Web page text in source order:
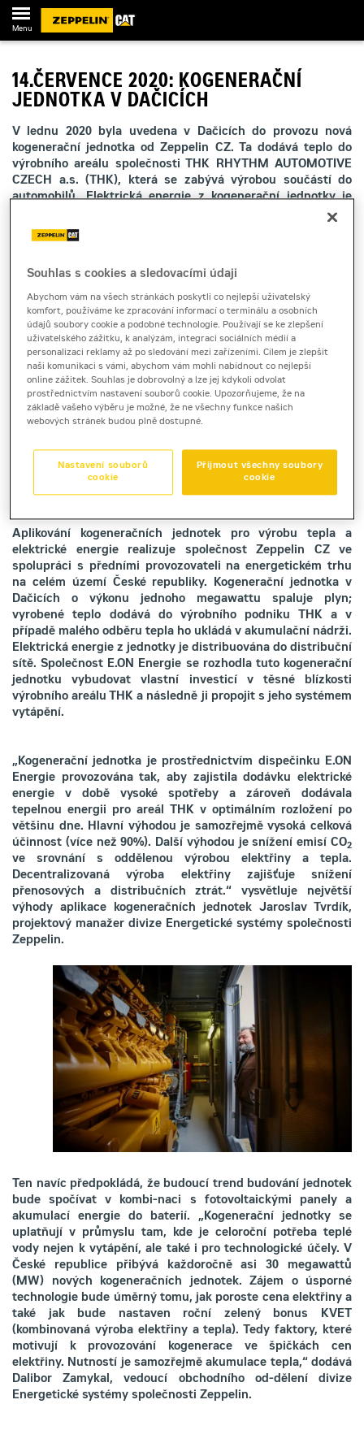
Menu
14.ČERVENCE 2020: KOGENERAČNÍ
JEDNOTKA V DAČICÍCH
V lednu 2020 byla uvedena v Dačicích do provozu nová
kogenerační jednotka od Zeppelin CZ. Ta dodává teplo do
výrobního areálu společnosti THK RHYTHM AUTOMOTIVE
CZECH a.s. (THK), která se zabývá výrobou součástí do
automobilů. Elektrická energie z kogenerační jednotky je
dodávána do distribuční sítě pro veřejnost. Celá realizace
vznikla spoluprací mezi zmíněnou výrobní společností,
Aplikování kogeneračních jednotek pro výrobu tepla a
elektrické energie realizuje společnost Zeppelin CZ ve
spolupráci s předními provozovateli na energetickém trhu
na celém území České republiky. Kogenerační jednotka v
Dačicích o výkonu jednoho megawattu spaluje plyn;
vyrobené teplo dodává do výrobního podniku THK a v
případě malého odběru tepla ho ukládá v akumulační nádrži.
Elektrická energie z jednotky je distribuována do distribuční
sítě. Společnost E.ON Energie se rozhodla tuto kogenerační
jednotku vybudovat vlastní investicí v těsné blízkosti
výrobního areálu THK a následně ji propojit s jeho systémem
vytápění.
„Kogenerační jednotka je prostřednictvím dispečinku E.ON
Energie provozována tak, aby zajistila dodávku elektrické
energie v době vysoké spotřeby a zároveň dodávala
tepelnou energii pro areál THK v optimálním rozložení po
většinu dne. Hlavní výhodou je samozřejmě vysoká celková
účinnost (více než 90%). Další výhodou je snížení emisí CO2
ve srovnání s oddělenou výrobou elektřiny a tepla.
Decentralizovaná výroba elektřiny zajišťuje snížení
přenosových a distribučních ztrát.“ vysvětluje největší
výhody aplikace kogeneračních jednotek Jaroslav Tvrdík,
projektový manažer divize Energetické systémy společnosti
Zeppelin.
Ten navíc předpokládá, že budoucí trend budování jednotek
bude spočívat v kombi-naci s fotovoltaickými panely a
akumulací energie do baterií. „Kogenerační jednotky se
uplatňují v průmyslu tam, kde je celoroční potřeba teplé
vody nejen k vytápění, ale také i pro technologické účely. V
České republice přibývá každoročně asi 30 megawattů
(MW) nových kogeneračních jednotek. Zájem o úsporné
technologie bude úměrný tomu, jak poroste cena elektřiny a
také jak bude nastaven roční zelený bonus KVET
(kombinovaná výroba elektřiny a tepla). Tedy faktory, které
motivují k provozování kogenerace ve špičkách cen
elektřiny. Nutností je samozřejmě akumulace tepla,“ dodává
Dalibor Zamykal, vedoucí obchodního od-dělení divize
Energetické systémy společnosti Zeppelin.
Souhlas s cookies a sledovacími údaji
Abychom vám na všech stránkách poskytli co nejlepší uživatelský
komfort, používáme ke zpracování informací o terminálu a osobních
údajů soubory cookie a podobné technologie. Používají se ke zlepšení
uživatelského zážitku, k analýzám, integraci sociálních médií a
personalizaci reklamy až po sledování mezi zařízeními. Cílem je zlepšit
naši komunikaci s vámi, abychom vám mohli nabídnout co nejlepší
online zážitek. Souhlas je dobrovolný a lze jej kdykoli odvolat
prostřednictvím nastavení souborů cookie. Upozorňujeme, že na
základě vašeho výběru je možné, že ne všechny funkce našich
webových stránek budou plně dostupné.
Přijmout všechny soubory
cookie
Nastavení souborů
cookie